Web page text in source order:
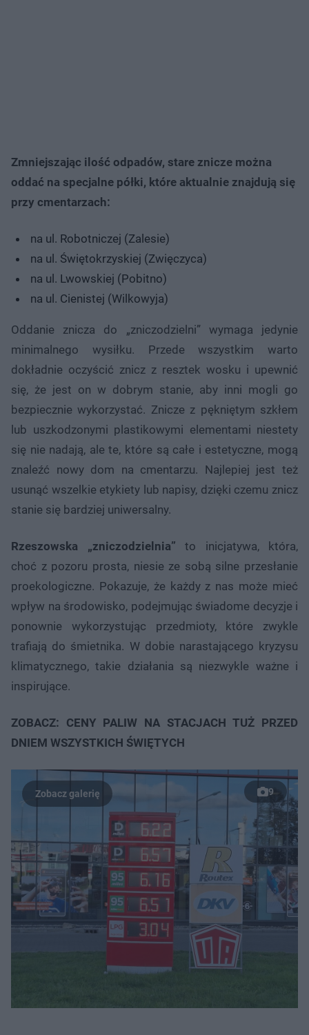
Zmniejszając ilość odpadów, stare znicze można
oddać na specjalne półki, które aktualnie znajdują się
przy cmentarzach:
na ul. Robotniczej (Zalesie)
na ul. Świętokrzyskiej (Zwięczyca)
na ul. Lwowskiej (Pobitno)
na ul. Cienistej (Wilkowyja)
Oddanie znicza do „zniczodzielni” wymaga jedynie
minimalnego wysiłku. Przede wszystkim warto
dokładnie oczyścić znicz z resztek wosku i upewnić
się, że jest on w dobrym stanie, aby inni mogli go
bezpiecznie wykorzystać. Znicze z pękniętym szkłem
lub uszkodzonymi plastikowymi elementami niestety
się nie nadają, ale te, które są całe i estetyczne, mogą
znaleźć nowy dom na cmentarzu. Najlepiej jest też
usunąć wszelkie etykiety lub napisy, dzięki czemu znicz
stanie się bardziej uniwersalny.
Rzeszowska „zniczodzielnia” to inicjatywa, która,
choć z pozoru prosta, niesie ze sobą silne przesłanie
proekologiczne. Pokazuje, że każdy z nas może mieć
wpływ na środowisko, podejmując świadome decyzje i
ponownie wykorzystując przedmioty, które zwykle
trafiają do śmietnika. W dobie narastającego kryzysu
klimatycznego, takie działania są niezwykle ważne i
inspirujące.
ZOBACZ: CENY PALIW NA STACJACH TUŻ PRZED
DNIEM WSZYSTKICH ŚWIĘTYCH
9